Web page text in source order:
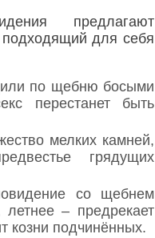
предлагают
подходящий для себя
по щебню босыми
перестанет быть
мелких камней,
грядущих
со щебнем
– предрекает
козни подчинённых.